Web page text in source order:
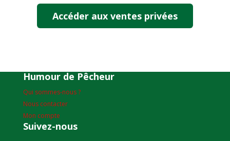
Humour de Pêcheur
Qui sommes-nous ?
Nous contacter
Mon compte
Suivez-nous